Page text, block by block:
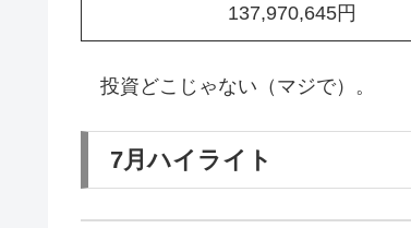
137,970,645円
投資どこじゃない（マジで）。
7月ハイライト